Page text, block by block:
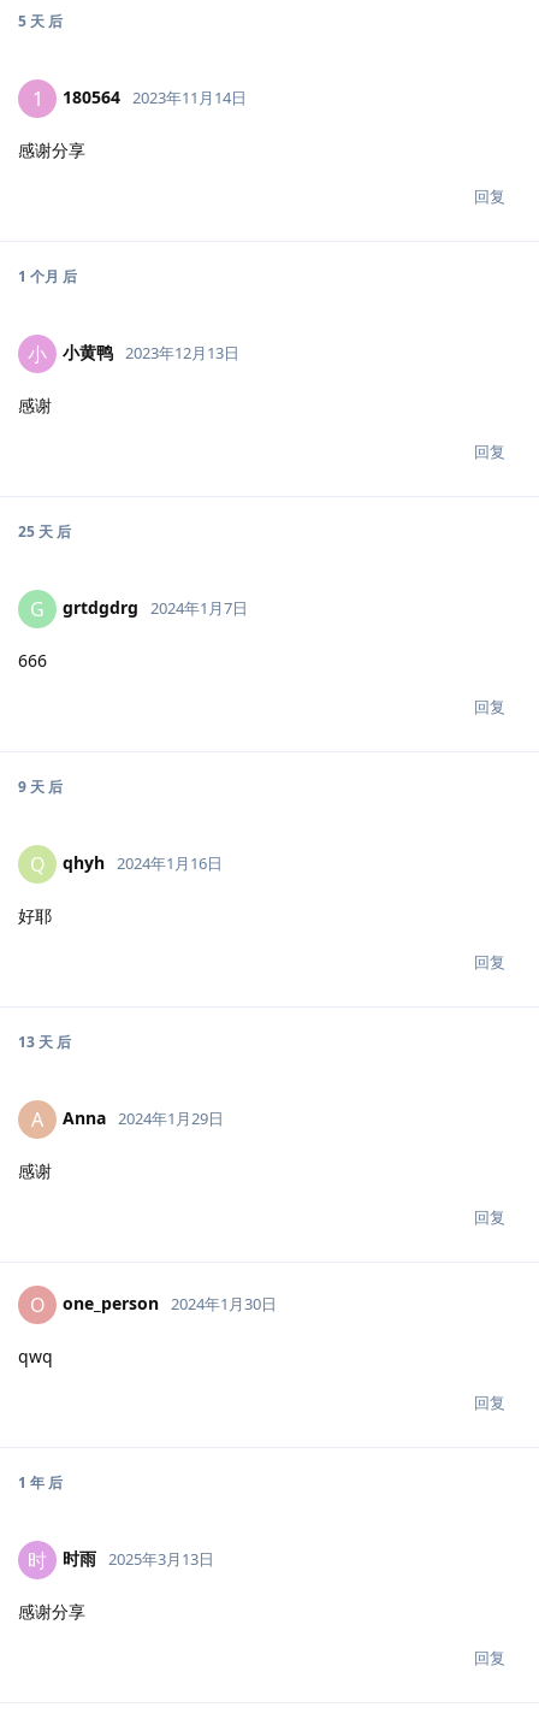
5 天 后
1 180564 2023年11月14日
感谢分享
回复
1 个月 后
小 小黄鸭 2023年12月13日
感谢
回复
25 天 后
G grtdgdrg 2024年1月7日
666
回复
9 天 后
Q qhyh 2024年1月16日
好耶
回复
13 天 后
A Anna 2024年1月29日
感谢
回复
O one_person 2024年1月30日
qwq
回复
1 年 后
时 时雨 2025年3月13日
感谢分享
回复